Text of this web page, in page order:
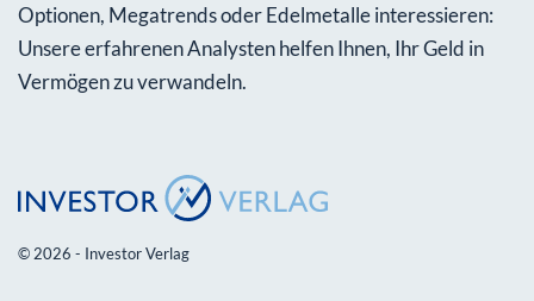
Optionen, Megatrends oder Edelmetalle interessieren:
Unsere erfahrenen Analysten helfen Ihnen, Ihr Geld in
Vermögen zu verwandeln.
© 2026 - Investor Verlag